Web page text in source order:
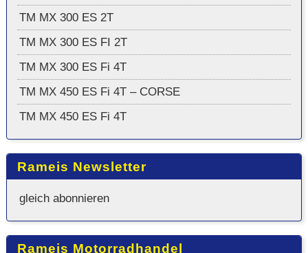
TM MX 300 ES 2T
TM MX 300 ES FI 2T
TM MX 300 ES Fi 4T
TM MX 450 ES Fi 4T – CORSE
TM MX 450 ES Fi 4T
Rameis Newsletter
gleich abonnieren
Rameis Motorradhandel